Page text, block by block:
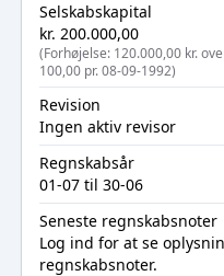
Selskabskapital
kr. 200.000,00
(Forhøjelse: 120.000,00 kr.
100,00 pr. 08-09-1992)
Revision
Ingen aktiv revisor
Regnskabsår
01-07 til 30-06
Seneste regnskabsnoter
Log ind for at se
regnskabsnoter.